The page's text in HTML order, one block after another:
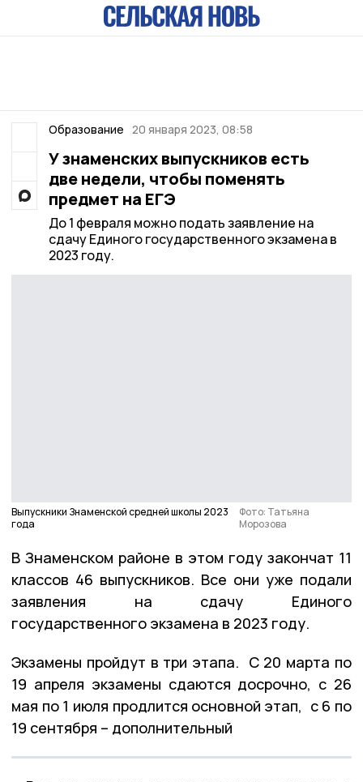
Образование 20 января 2023, 08:58
У знаменских выпускников есть
две недели, чтобы поменять
предмет на ЕГЭ
До 1 февраля можно подать заявление на
сдачу Единого государственного экзамена в
2023 году.
Выпускники Знаменской средней школы 2023
года
Фото: Татьяна
Морозова
В Знаменском районе в этом году закончат 11
классов 46 выпускников. Все они уже подали
заявления на сдачу Единого
государственного экзамена в 2023 году.
Экзамены пройдут в три этапа. С 20 марта по
19 апреля экзамены сдаются досрочно, с 26
мая по 1 июля продлится основной этап, с 6 по
19 сентября – дополнительный